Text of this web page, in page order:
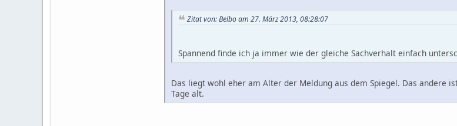
Zitat von: Belbo am 27. März 2013, 08:28:07
Spannend finde ich ja immer wie der gleiche Sachverhalt einfach
Das liegt wohl eher am Alter der Meldung aus dem Spiegel. Das andere
Tage alt.